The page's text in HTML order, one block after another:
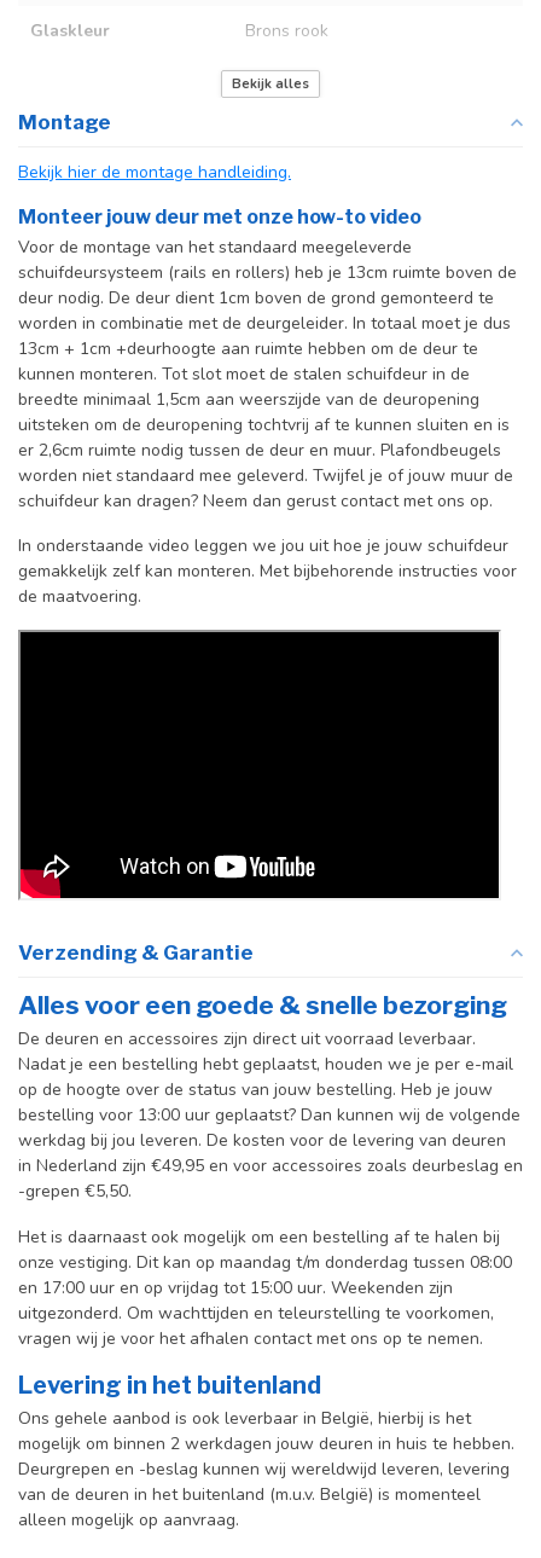
Glaskleur Brons rook
U kunt een tabel vinden met de
exacte deurmaten in de
Incl. deurgreep
Incl. systeem
Bekijk alles
Montage
Bekijk hier de montage handleiding.
Monteer jouw deur met onze how-to video
Voor de montage van het standaard meegeleverde
schuifdeursysteem (rails en rollers) heb je 13cm ruimte boven de
deur nodig. De deur dient 1cm boven de grond gemonteerd te
worden in combinatie met de deurgeleider. In totaal moet je dus
13cm + 1cm +deurhoogte aan ruimte hebben om de deur te
kunnen monteren. Tot slot moet de stalen schuifdeur in de
breedte minimaal 1,5cm aan weerszijde van de deuropening
uitsteken om de deuropening tochtvrij af te kunnen sluiten en is
er 2,6cm ruimte nodig tussen de deur en muur. Plafondbeugels
worden niet standaard mee geleverd. Twijfel je of jouw muur de
schuifdeur kan dragen? Neem dan gerust contact met ons op.
In onderstaande video leggen we jou uit hoe je jouw schuifdeur
gemakkelijk zelf kan monteren. Met bijbehorende instructies voor
de maatvoering.
Verzending & Garantie
Alles voor een goede & snelle bezorging
De deuren en accessoires zijn direct uit voorraad leverbaar.
Nadat je een bestelling hebt geplaatst, houden we je per e-mail
op de hoogte over de status van jouw bestelling. Heb je jouw
bestelling voor 13:00 uur geplaatst? Dan kunnen wij de volgende
werkdag bij jou leveren. De kosten voor de levering van deuren
in Nederland zijn €49,95 en voor accessoires zoals deurbeslag en
-grepen €5,50.
Het is daarnaast ook mogelijk om een bestelling af te halen bij
onze vestiging. Dit kan op maandag t/m donderdag tussen 08:00
en 17:00 uur en op vrijdag tot 15:00 uur. Weekenden zijn
uitgezonderd. Om wachttijden en teleurstelling te voorkomen,
vragen wij je voor het afhalen contact met ons op te nemen.
Levering in het buitenland
Ons gehele aanbod is ook leverbaar in België, hierbij is het
mogelijk om binnen 2 werkdagen jouw deuren in huis te hebben.
Deurgrepen en -beslag kunnen wij wereldwijd leveren, levering
van de deuren in het buitenland (m.u.v. België) is momenteel
alleen mogelijk op aanvraag.